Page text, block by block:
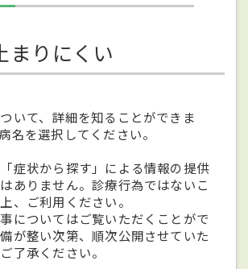
まりにくい
いて、詳細を知ることができま
名を選択してください。
症状から探す」による情報の提供
ありません。診療行為ではないこ
、ご利用ください。
についてはご覧いただくことがで
が整い次第、順次公開させていた
了承ください。